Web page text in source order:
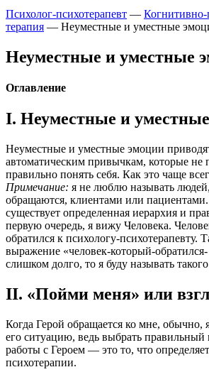
Психолог-психотерапевт — Когнитивно-
терапия — Неуместные и уместные
Неуместные и уместные
Оглавление
I. Неуместные и
Неуместные и уместные эмоции
автоматическим привычкам, которые не
правильно понять себя. Как это чаще
Примечание: я не люблю называть
обращаются, клиентами или
существует определенная иерархия и
первую очередь, я вижу Человека.
обратился к психологу-психотерапевту.
выражение «человек-который-
слишком долго, то я буду называть
II. «Пойми меня» или
Когда Герой обращается ко мне, обычно,
его ситуацию, ведь выбрать правильный
работы с Героем — это то, что
психотерапии.